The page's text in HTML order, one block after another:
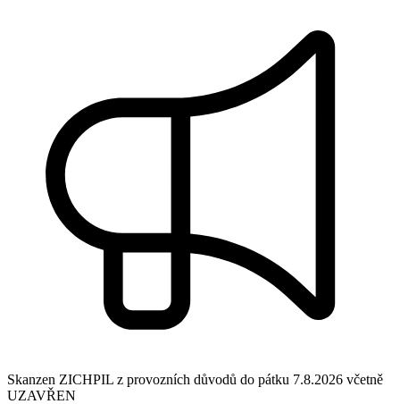
Skanzen ZICHPIL z provozních důvodů do pátku 7.8.2026 včetně
UZAVŘEN